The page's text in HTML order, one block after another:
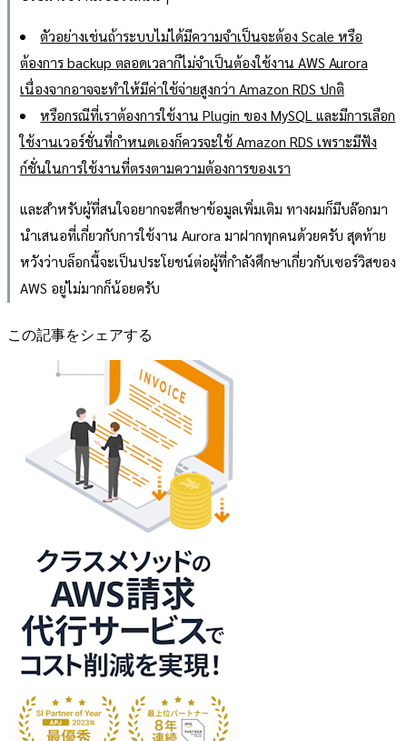
ตัวอย่างเช่นถ้าระบบไม่ได้มีความจำเป็นจะต้อง Scale หรือ
ต้องการ backup ตลอดเวลาก็ไม่จำเป็นต้องใช้งาน AWS Aurora
เนื่องจากอาจจะทำให้มีค่าใช้จ่ายสูงกว่า Amazon RDS ปกติ
หรือกรณีที่เราต้องการใช้งาน Plugin ของ MySQL และมีการเลือก
ใช้งานเวอร์ชั่นที่กำหนดเองก็ควรจะใช้ Amazon RDS เพราะมีฟัง
ก์ชั่นในการใช้งานที่ตรงตามความต้องการของเรา
และสำหรับผู้ที่สนใจอยากจะศึกษาข้อมูลเพิ่มเติม ทางผมก็มีบล๊อกมา
นำเสนอที่เกี่ยวกับการใช้งาน Aurora มาฝากทุกคนด้วยครับ สุดท้าย
หวังว่าบล็อกนี้จะเป็นประโยชน์ต่อผู้ที่กำลังศึกษาเกี่ยวกับเซอร์วิสของ
AWS อยู่ไม่มากก็น้อยครับ
この記事をシェアする